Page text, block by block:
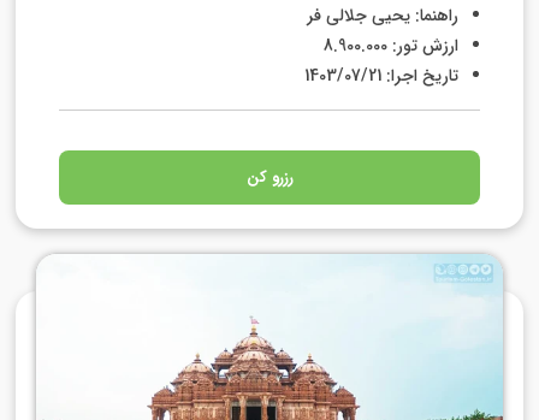
راهنما: یحیی جلالی فر
ارزش تور: 8.900.000
تاریخ اجرا: 1403/07/21
رزرو کن